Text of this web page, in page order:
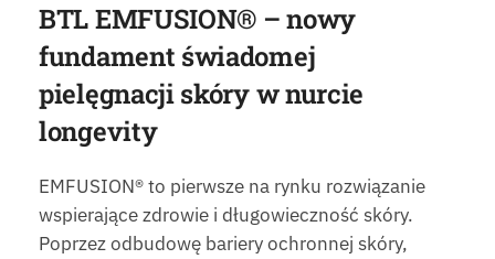
BTL EMFUSION® – nowy
fundament świadomej
pielęgnacji skóry w nurcie
longevity
EMFUSION® to pierwsze na rynku rozwiązanie
wspierające zdrowie i długowieczność skóry.
Poprzez odbudowę bariery ochronnej skóry,